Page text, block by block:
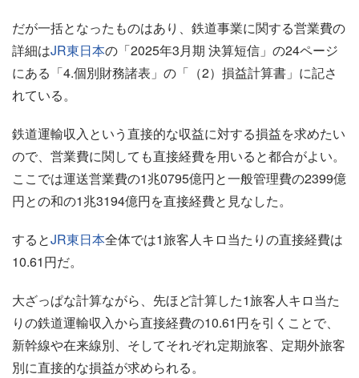
だが一括となったものはあり、鉄道事業に関する営業費の
詳細はJR東日本の「2025年3月期 決算短信」の24ページ
にある「4.個別財務諸表」の「（2）損益計算書」に記さ
れている。
鉄道運輸収入という直接的な収益に対する損益を求めたい
ので、営業費に関しても直接経費を用いると都合がよい。
ここでは運送営業費の1兆0795億円と一般管理費の2399億
円との和の1兆3194億円を直接経費と見なした。
するとJR東日本全体では1旅客人キロ当たりの直接経費は
10.61円だ。
大ざっぱな計算ながら、先ほど計算した1旅客人キロ当た
りの鉄道運輸収入から直接経費の10.61円を引くことで、
新幹線や在来線別、そしてそれぞれ定期旅客、定期外旅客
別に直接的な損益が求められる。